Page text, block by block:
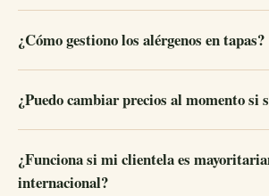
¿Cómo gestiono los alérgenos en tapas?
¿Puedo cambiar precios al momento si
¿Funciona si mi clientela es
internacional?